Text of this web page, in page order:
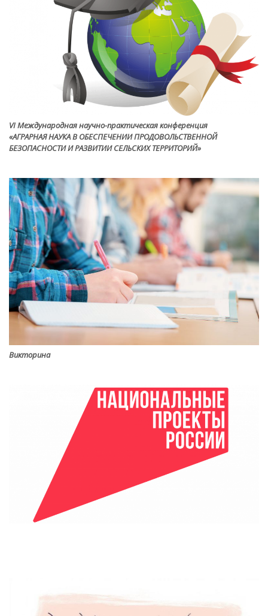
VI Международная научно-практическая конференция
«АГРАРНАЯ НАУКА В ОБЕСПЕЧЕНИИ ПРОДОВОЛЬСТВЕННОЙ
БЕЗОПАСНОСТИ И РАЗВИТИИ СЕЛЬСКИХ ТЕРРИТОРИЙ»
Викторина